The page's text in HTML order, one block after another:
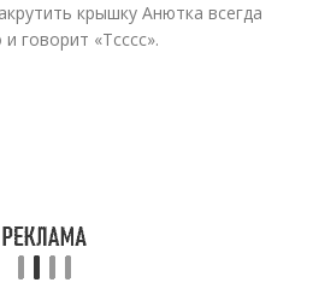
крышку Анютка всегда
говорит «Тсссс».